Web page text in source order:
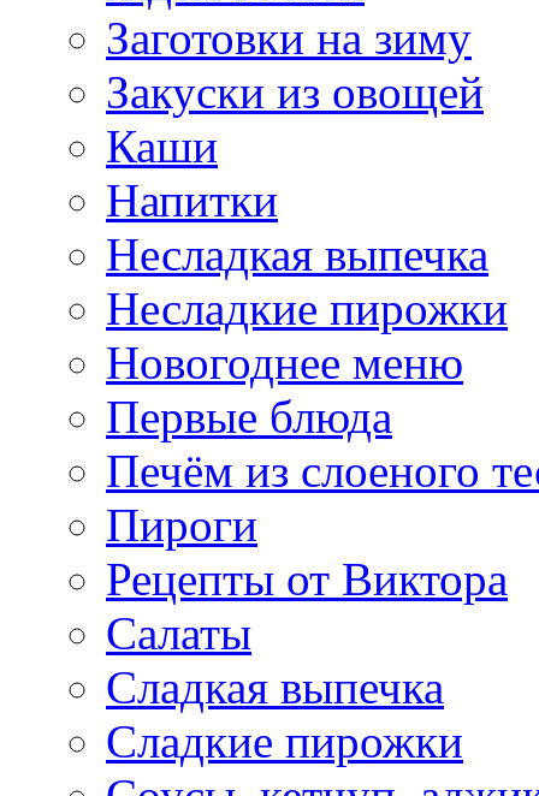
Заготовки на зиму
Закуски из овощей
Каши
Напитки
Несладкая выпечка
Несладкие пирожки
Новогоднее меню
Первые блюда
Печём из слоеного
Пироги
Рецепты от Виктора
Салаты
Сладкая выпечка
Сладкие пирожки